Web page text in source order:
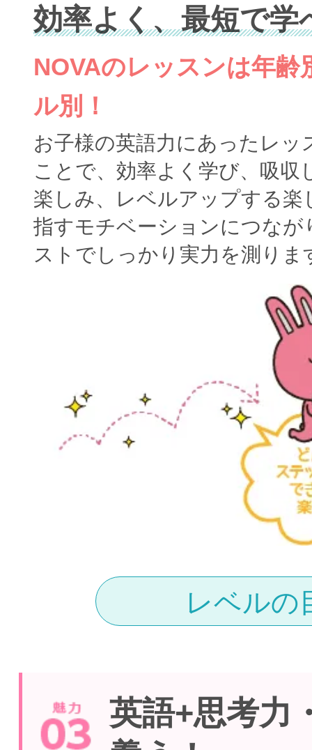
効率よく、最短で学
NOVAのレッスンは年齢
ル別！
お子様の英語力にあったレッ
ことで、効率よく学び、吸収
楽しみ、レベルアップする楽
指すモチベーションにつなが
ストでしっかり実力を測りま
レベルの
英語+思考力